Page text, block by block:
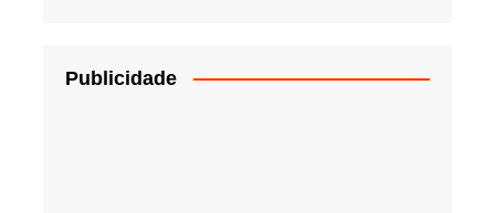
Publicidade